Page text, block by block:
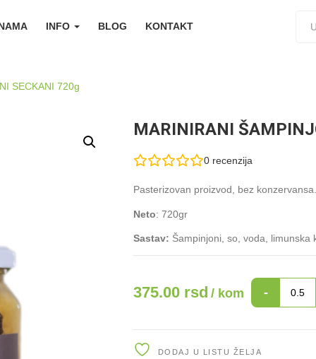
INFO BLOG KONTAKT
SECKANI 720g
MARINIRANI
0 recenzija
Pasterizovan proizvod, bez konzervansa.
Neto: 720gr
Sastav: Šampinjoni, so, voda, limunska
375.00 rsd / kom
MARINIRANI
ŠAMPINJONI
720g
quantity
-
DODAJ U LISTU ŽELJA